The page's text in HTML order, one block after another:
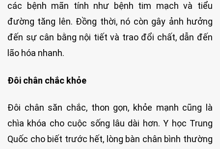
các bệnh mãn tính như bệnh tim mạch và tiểu
đường tăng lên. Đồng thời, nó còn gây ảnh hưởng
đến sự cân bằng nội tiết và trao đổi chất, dẫn đến
lão hóa nhanh.
Đôi chân chắc khỏe
Đôi chân săn chắc, thon gọn, khỏe mạnh cũng là
chìa khóa cho cuộc sống lâu dài hơn. Y học Trung
Quốc cho biết trước hết, lòng bàn chân bình thường